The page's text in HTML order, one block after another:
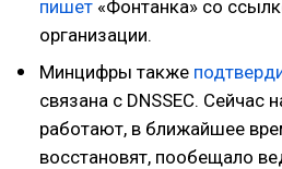
пишет «Фонтанка» со
организации.
Минцифры также
связана с DNSSEC. Сейчас
работают, в ближайшее
восстановят, пообещало